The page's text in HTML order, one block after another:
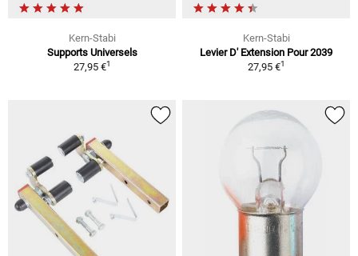
Kern-Stabi
Supports Universels
27,95 €1
Kern-Stabi
Levier D' Extension Pour 2039
27,95 €1